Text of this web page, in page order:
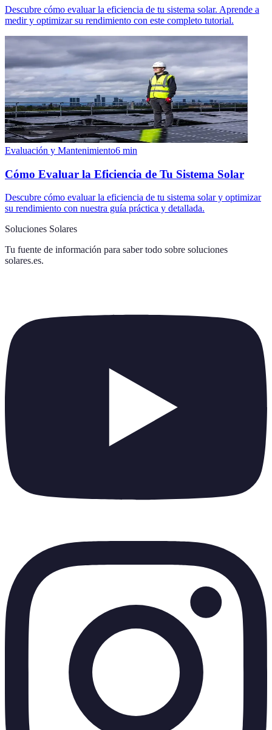
Descubre cómo evaluar la eficiencia de tu sistema solar. Aprende a
medir y optimizar su rendimiento con este completo tutorial.
Evaluación y Mantenimiento6 min
Cómo Evaluar la Eficiencia de Tu Sistema Solar
Descubre cómo evaluar la eficiencia de tu sistema solar y optimizar
su rendimiento con nuestra guía práctica y detallada.
Soluciones Solares
Tu fuente de información para saber todo sobre soluciones
solares.es.